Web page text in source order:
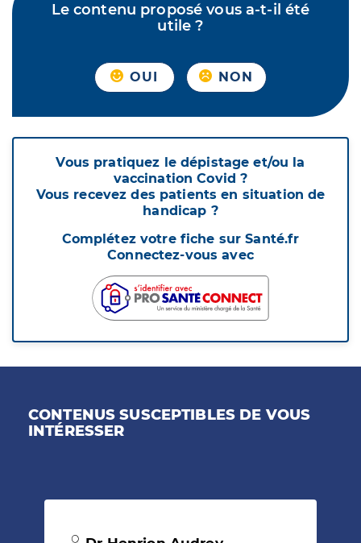
Le contenu proposé vous a-t-il été
utile ?
OUI NON
Vous pratiquez le dépistage et/ou la
vaccination Covid ?
Vous recevez des patients en situation de
handicap ?
Complétez votre fiche sur Santé.fr
Connectez-vous avec
CONTENUS SUSCEPTIBLES DE VOUS
INTÉRESSER